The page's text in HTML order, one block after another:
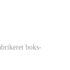
boks-